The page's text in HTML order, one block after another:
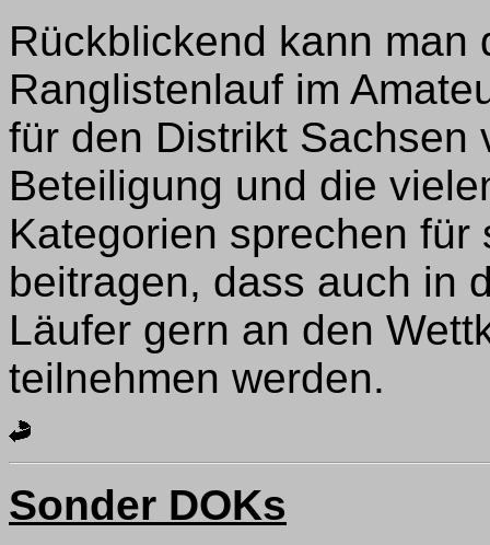
Rückblickend kann man
Ranglistenlauf im
für den Distrikt Sachsen
Beteiligung und die
Kategorien sprechen
beitragen, dass auch in
Läufer gern an den
teilnehmen werden.
Sonder DOKs